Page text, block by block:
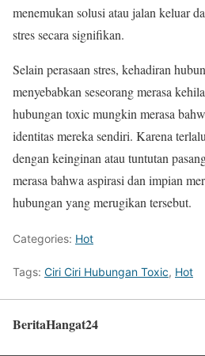
menemukan solusi atau jalan keluar
stres secara signifikan.
Selain perasaan stres, kehadiran
menyebabkan seseorang merasa
hubungan toxic mungkin merasa
identitas mereka sendiri. Karena
dengan keinginan atau tuntutan
merasa bahwa aspirasi dan impian
hubungan yang merugikan tersebut.
Categories: Hot
Tags: Ciri Ciri Hubungan Toxic, Hot
BeritaHangat24